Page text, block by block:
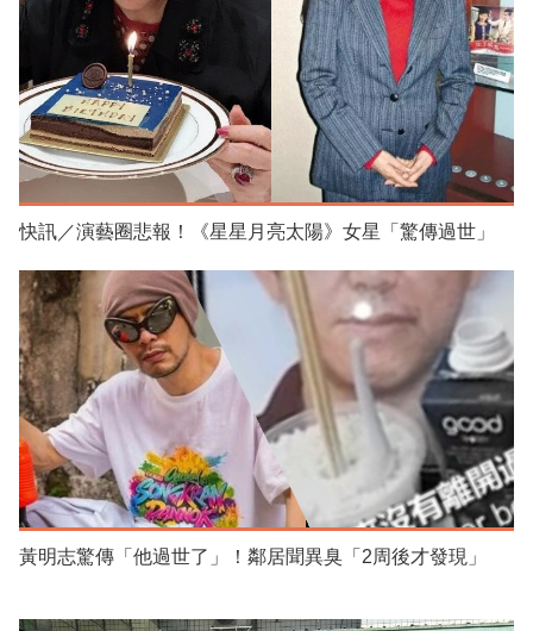
快訊／演藝圈悲報！《星星月亮太陽》女星「驚傳過世」
黃明志驚傳「他過世了」！鄰居聞異臭「2周後才發現」